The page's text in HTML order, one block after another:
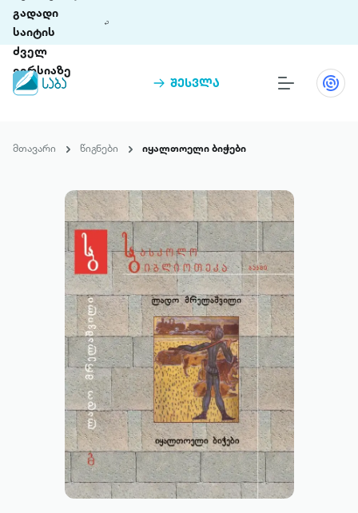
გადადი
საიტის
ძველ
ვერსიაზე
შესვლა
თინეთი 9 ციფრულ პლატფორმასა და 5
ჩვენ შესახებ
პაკეტები
მთავარი წიგნები იყალთოელი ბიჭები